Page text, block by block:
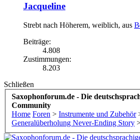
Jacqueline
Strebt nach Höherem, weiblich, aus
Beiträge:
4.808
Zustimmungen:
8.203
Schließen
Saxophonforum.de - Die
Community
Home Foren > Instrumente und Zubehör
Generalüberholung Never-Ending Story